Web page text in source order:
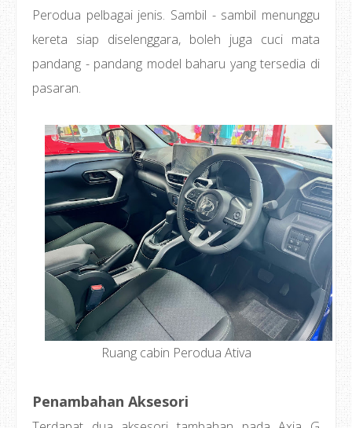
Perodua pelbagai jenis. Sambil - sambil menunggu
kereta siap diselenggara, boleh juga cuci mata
pandang - pandang model baharu yang tersedia di
pasaran.
Ruang cabin Perodua Ativa
Penambahan Aksesori